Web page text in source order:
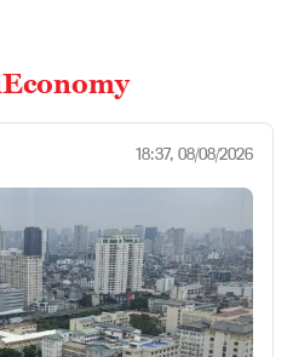
18:37, 08/08/2026